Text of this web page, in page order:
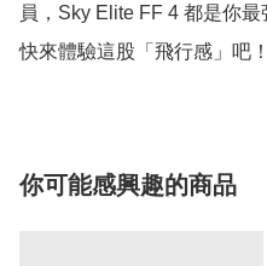
員，Sky Elite FF 4 都是你最
快來體驗這股「飛行感」吧
你可能感興趣的商品